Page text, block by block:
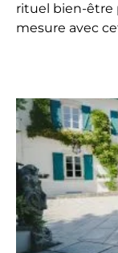
rituel bien-être
mesure avec